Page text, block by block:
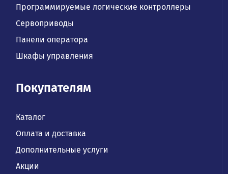
Программируемые логические контроллеры
Сервоприводы
Панели оператора
Шкафы управления
Покупателям
Каталог
Оплата и доставка
Дополнительные услуги
Акции